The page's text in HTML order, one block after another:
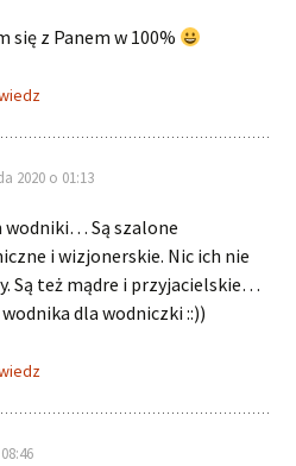
się z Panem w 100%
2020 o 01:13
wodniki… Są szalone
i wizjonerskie. Nic ich nie
Są też mądre i przyjacielskie…
dla wodniczki ::))